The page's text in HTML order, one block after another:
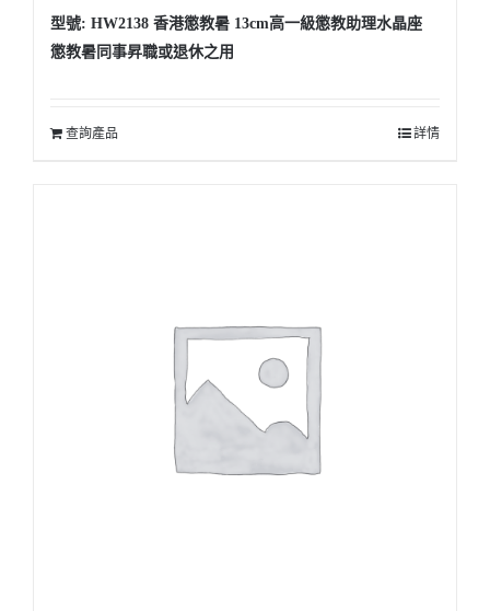
型號: HW2138 香港懲教暑 13cm高一級懲教助理水晶座
懲教暑同事昇職或退休之用
查詢產品 詳情